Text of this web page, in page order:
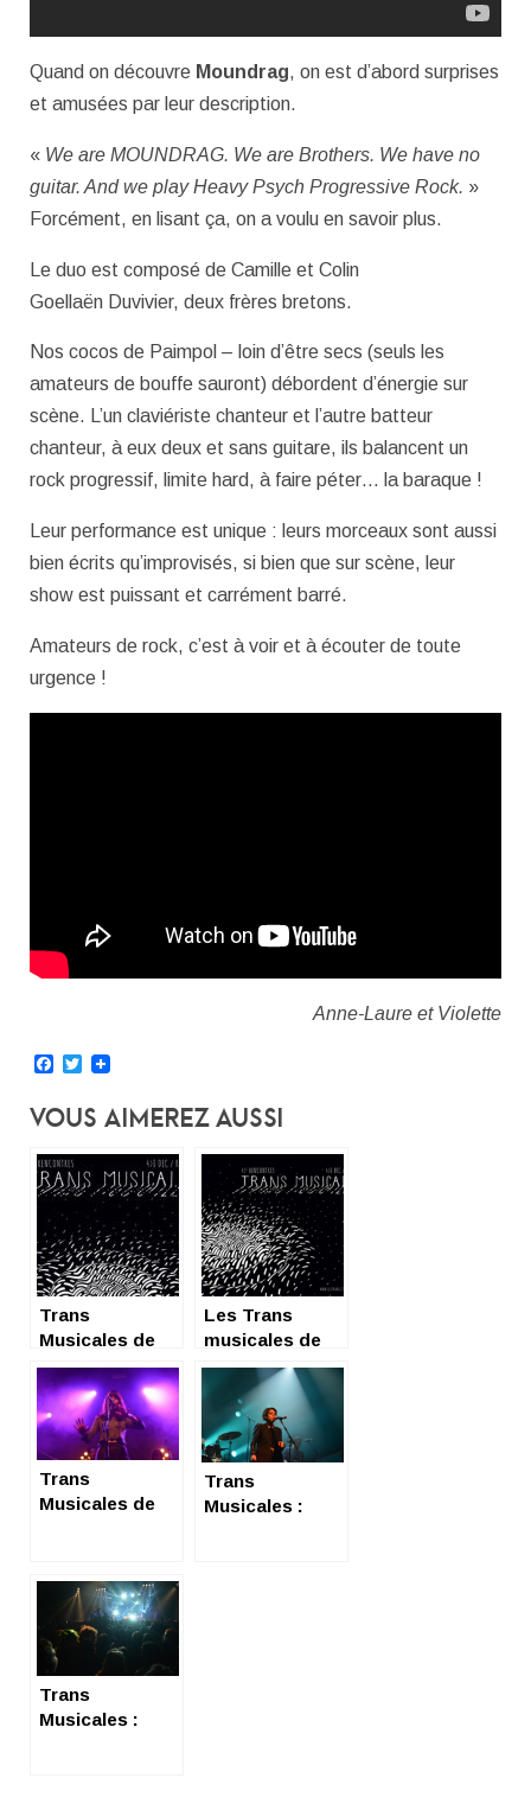
Quand on découvre Moundrag, on est d’abord surprises
et amusées par leur description.
« We are MOUNDRAG. We are Brothers. We have no
guitar. And we play Heavy Psych Progressive Rock. »
Forcément, en lisant ça, on a voulu en savoir plus.
Le duo est composé de Camille et Colin
Goellaën Duvivier, deux frères bretons.
Nos cocos de Paimpol – loin d’être secs (seuls les
amateurs de bouffe sauront) débordent d’énergie sur
scène. L’un claviériste chanteur et l’autre batteur
chanteur, à eux deux et sans guitare, ils balancent un
rock progressif, limite hard, à faire péter… la baraque !
Leur performance est unique : leurs morceaux sont aussi
bien écrits qu’improvisés, si bien que sur scène, leur
show est puissant et carrément barré.
Amateurs de rock, c’est à voir et à écouter de toute
urgence !
Anne-Laure et Violette
Facebook
Twitter
Vous Aimerez Aussi
Trans
Musicales de
Rennes : J1
Les Trans
musicales de
Rennes : on
arriiiive !
Trans
Musicales de
rock’n’roll
Trans
Musicales :
Trans
Musicales :